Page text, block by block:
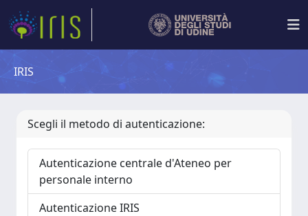
IRIS
Scegli il metodo di autenticazione:
Autenticazione centrale d'Ateneo per
personale interno
Autenticazione IRIS